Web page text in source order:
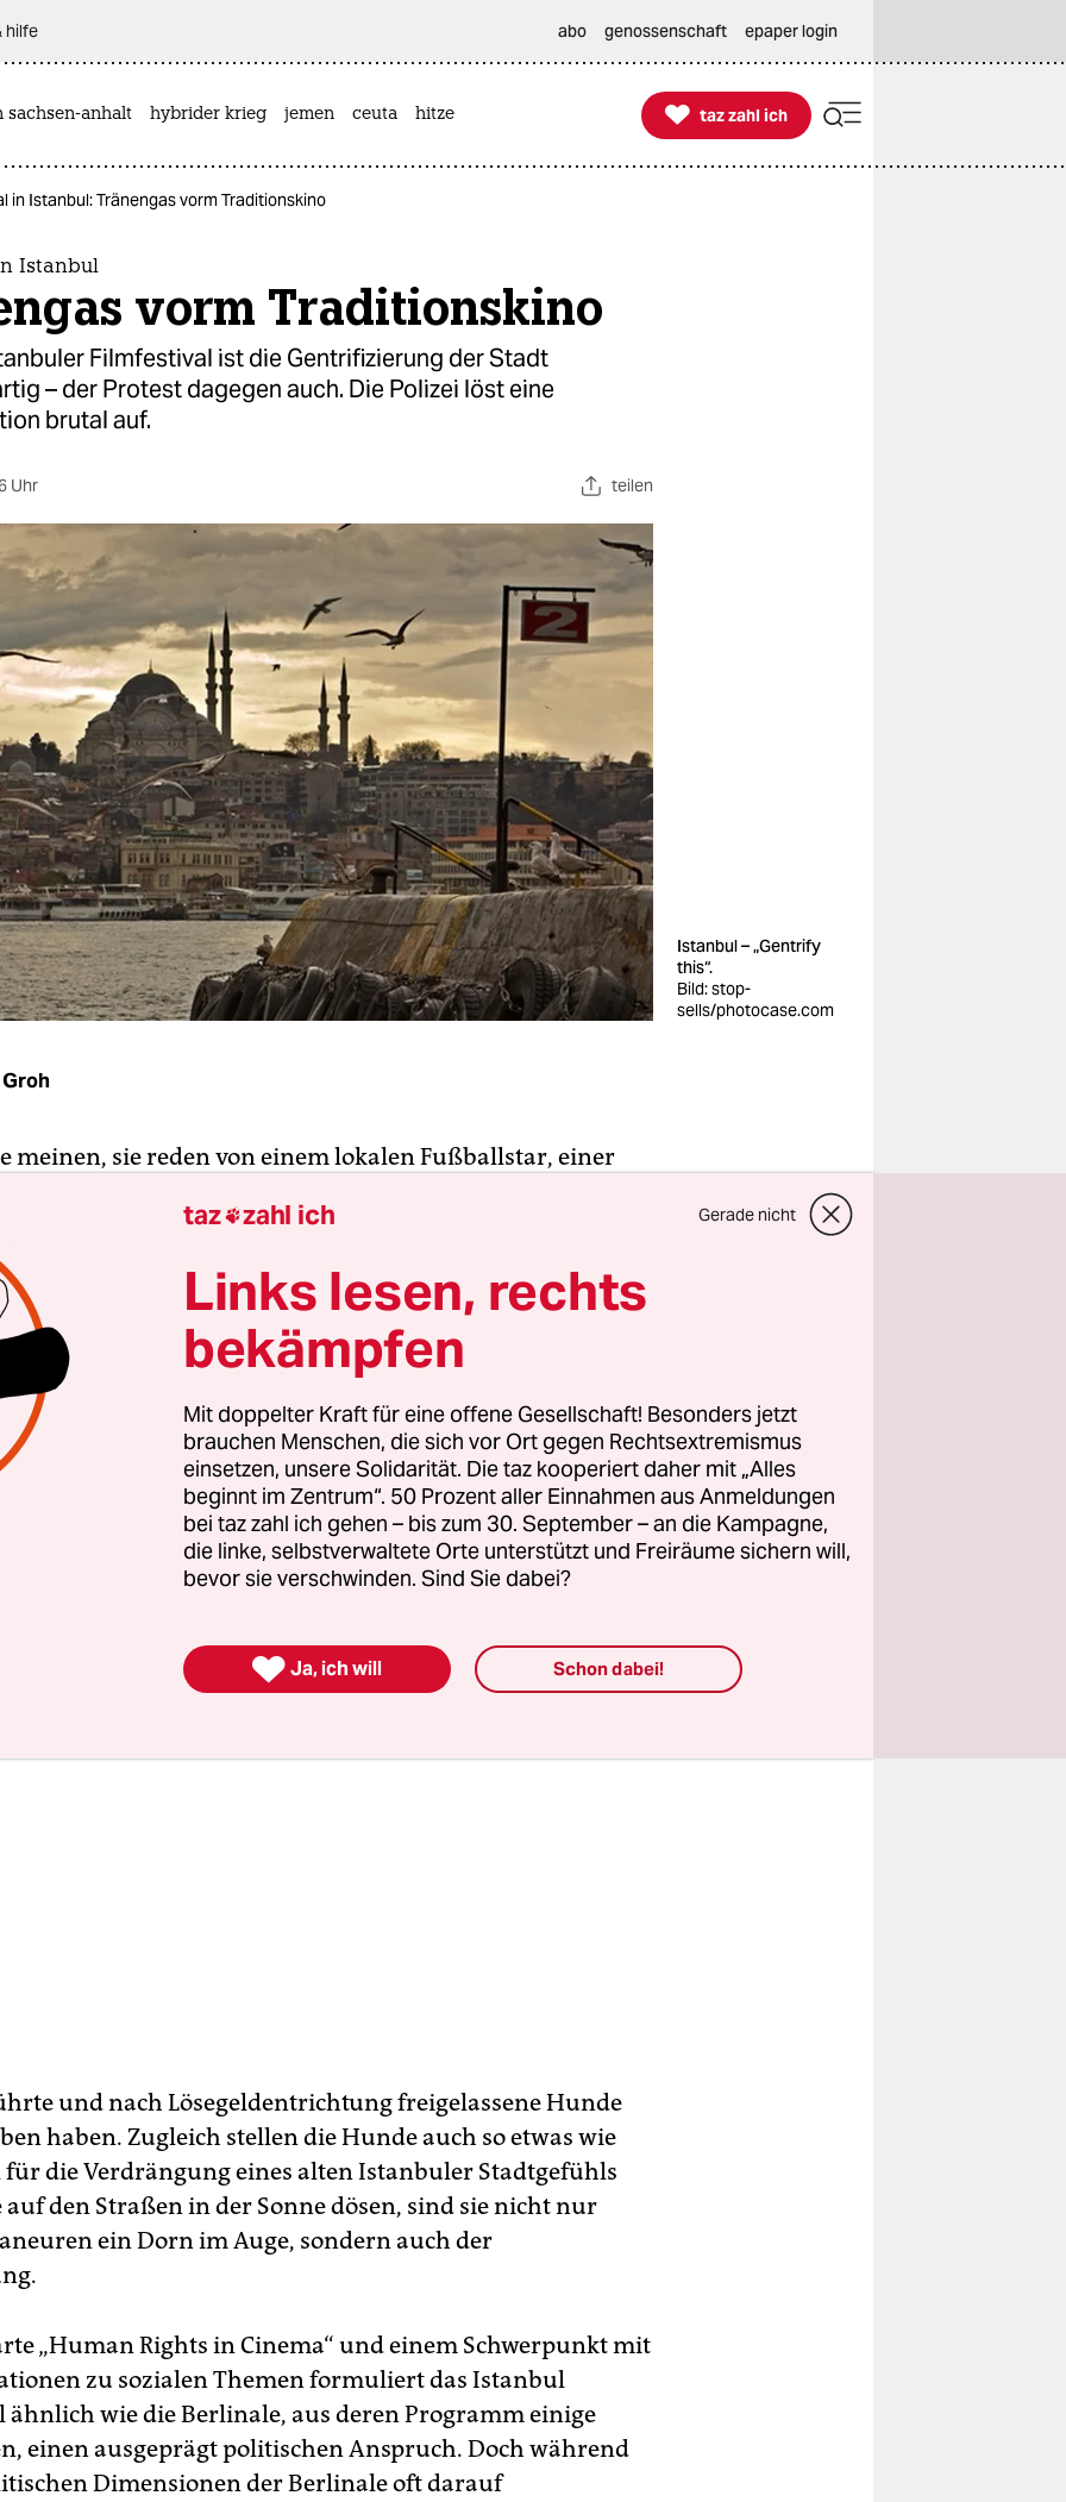
hilfe abo genossenschaft epaper login
sachsen-anhalt hybrider krieg jemen ceuta hitze 
taz zahl ich
taz zahl ich
in Istanbul: Tränengas vorm Traditionskino
Istanbul
vorm Traditionskino
Filmfestival ist die Gentrifizierung der Stadt
– der Protest dagegen auch. Die Polizei löst eine
brutal auf.
Uhr teilen
Istanbul – „Gentrify
this“.
Bild: stop-
sells/photocase.com
meinen, sie reden von einem lokalen Fußballstar, einer
ist: Takafa – jeder kennt ihn, jeder weiß etwas zu
Wertschätzung markiert eine Trennlinie: Denn in den
zugezogener Bewohner, die sich in diesem Istanbuler
Leben in Altbauten mit Boheme-Kolorit
stellt Takafa nur ein Ärgernis dar: Takafa ist ein
dem Filmfestival in Istanbulgezeigten EssayfilmTakafa
the Streets
erfährt man viel über das liebevolle
der alteingesessenen Bevölkerung zu herrenlosen Hunden,
prägen: Sie gehören zum öffentlichen Inventar,
und nach Lösegeldentrichtung freigelassene Hunde
haben. Zugleich stellen die Hunde auch so etwas wie
für die Verdrängung eines alten Istanbuler Stadtgefühls
auf den Straßen in der Sonne dösen, sind sie nicht nur
ein Dorn im Auge, sondern auch der
„Human Rights in Cinema“ und einem Schwerpunkt mit
zu sozialen Themen formuliert das Istanbul
ähnlich wie die Berlinale, aus deren Programm einige
einen ausgeprägt politischen Anspruch. Doch während
Dimensionen der Berlinale oft darauf
taz zahl ich Gerade nicht
Links lesen, rechts
bekämpfen
Mit doppelter Kraft für eine offene Gesellschaft! Besonders jetzt
brauchen Menschen, die sich vor Ort gegen Rechtsextremismus
einsetzen, unsere Solidarität. Die taz kooperiert daher mit „Alles
beginnt im Zentrum“. 50 Prozent aller Einnahmen aus Anmeldungen
bei taz zahl ich gehen – bis zum 30. September – an die Kampagne,
die linke, selbstverwaltete Orte unterstützt und Freiräume sichern will,
bevor sie verschwinden. Sind Sie dabei?
 Ja, ich will Schon dabei!